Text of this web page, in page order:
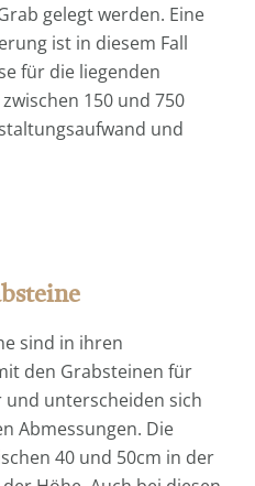
gelegt werden. Eine
ist in diesem Fall
für die liegenden
150 und 750
und
sind in ihren
den Grabsteinen für
und unterscheiden sich
Abmessungen. Die
40 und 50cm in der